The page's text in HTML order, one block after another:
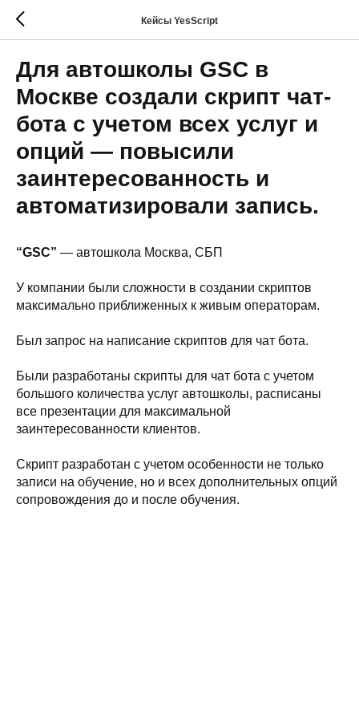
Кейсы YesScript
Для автошколы GSC в
Москве создали скрипт чат-
бота с учетом всех услуг и
опций — повысили
заинтересованность и
автоматизировали запись.
“GSC” — автошкола Москва, СБП
У компании были сложности в создании скриптов
максимально приближенных к живым операторам.
Был запрос на написание скриптов для чат бота.
Были разработаны скрипты для чат бота с учетом
большого количества услуг автошколы, расписаны
все презентации для максимальной
заинтересованности клиентов.
Скрипт разработан с учетом особенности не только
записи на обучение, но и всех дополнительных опций
сопровождения до и после обучения.